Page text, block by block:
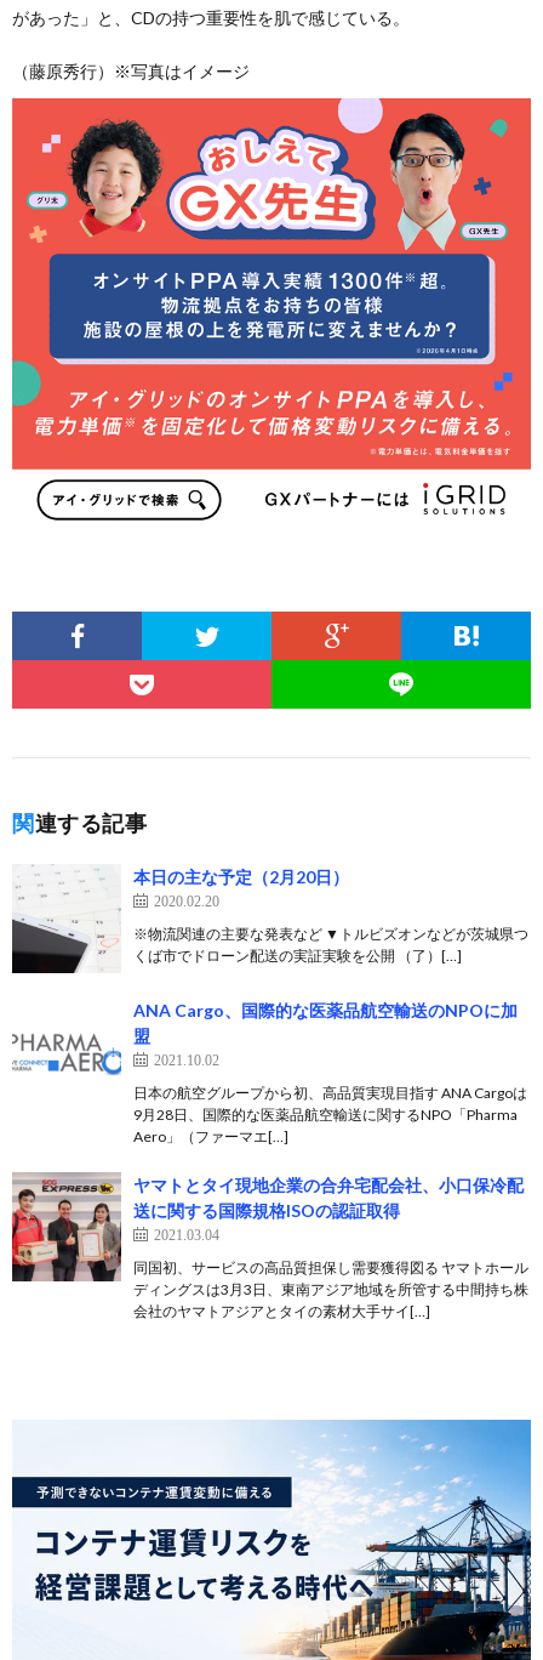
があった」と、CDの持つ重要性を肌で感じている。
（藤原秀行）※写真はイメージ
関連する記事
本日の主な予定（2月20日）
2020.02.20
※物流関連の主要な発表など ▼トルビズオンなどが茨城県つ
くば市でドローン配送の実証実験を公開 （了）[…]
ANA Cargo、国際的な医薬品航空輸送のNPOに加
盟
2021.10.02
日本の航空グループから初、高品質実現目指す ANA Cargoは
9月28日、国際的な医薬品航空輸送に関するNPO「Pharma
Aero」（ファーマエ[…]
ヤマトとタイ現地企業の合弁宅配会社、小口保冷配
送に関する国際規格ISOの認証取得
2021.03.04
同国初、サービスの高品質担保し需要獲得図る ヤマトホール
ディングスは3月3日、東南アジア地域を所管する中間持ち株
会社のヤマトアジアとタイの素材大手サイ[…]